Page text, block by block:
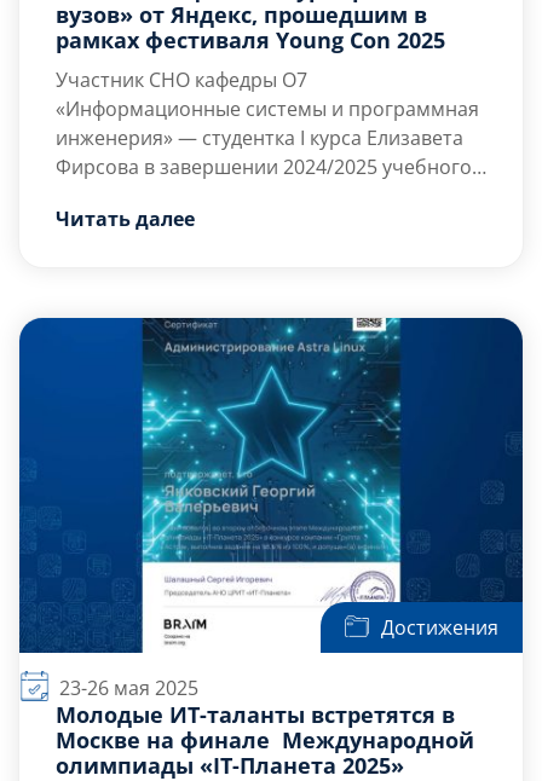
вузов» от Яндекс, прошедшим в
рамках фестиваля Young Con 2025
Участник СНО кафедры О7
«Информационные системы и программная
инженерия» — студентка I курса Елизавета
Фирсова в завершении 2024/2025 учебного
турнира по программированию «Баттл
прошел фестиваль Young Con 2025 […]
Читать далее
Достижения
23-26 мая 2025
Молодые ИТ-таланты встретятся в
Москве на финале Международной
олимпиады «IT-Планета 2025»